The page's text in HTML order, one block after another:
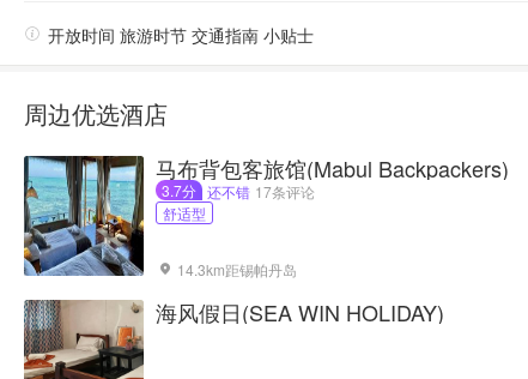
 开放时间 旅游时节 交通指南 小贴士
周边优选酒店
马布背包客旅馆(Mabul Backpackers)
3.7分 还不错 17条评论
舒适型
 14.3km距锡帕丹岛
海风假日(SEA WIN HOLIDAY)